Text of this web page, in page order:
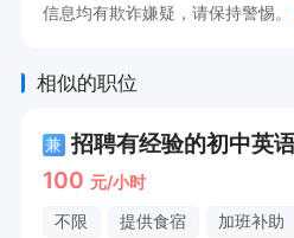
信息均有欺诈嫌疑，请保持警惕。
相似的职位
兼
100 元/小时
不限 提供食宿 加班补助